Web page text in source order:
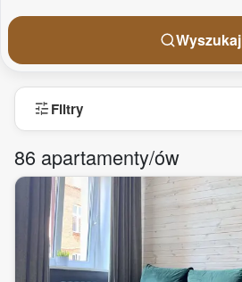
Wyszukaj
tuneFiltry
86 apartamenty/ów